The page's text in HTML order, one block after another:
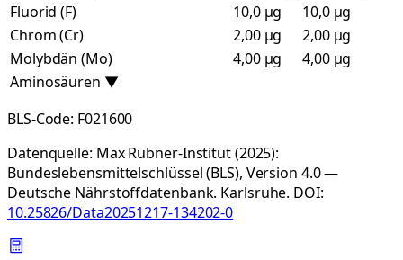
Fluorid (F)
10,0 µg
10,0 µg
Chrom (Cr)
2,00 µg
2,00 µg
Molybdän (Mo)
4,00 µg
4,00 µg
Aminosäuren ▼
BLS-Code: F021600
Datenquelle: Max Rubner-Institut (2025):
Bundeslebensmittelschlüssel (BLS), Version 4.0 —
Deutsche Nährstoffdatenbank. Karlsruhe. DOI:
10.25826/Data20251217-134202-0